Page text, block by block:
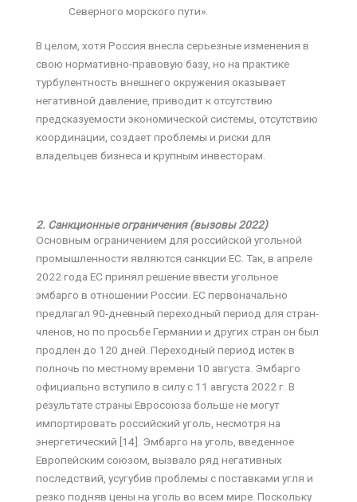
Северного морского пути».
В целом, хотя Россия внесла серьезные изменения в
свою нормативно-правовую базу, но на практике
турбулентность внешнего окружения оказывает
негативной давление, приводит к отсутствию
предсказуемости экономической системы, отсутствию
координации, создает проблемы и риски для
владельцев бизнеса и крупным инвесторам.
2. Санкционные ограничения (вызовы 2022)
Основным ограничением для российской угольной
промышленности являются санкции ЕС. Так, в апреле
2022 года ЕС принял решение ввести угольное
эмбарго в отношении России. ЕС первоначально
предлагал 90-дневный переходный период для стран-
членов, но по просьбе Германии и других стран он был
продлен до 120 дней. Переходный период истек в
полночь по местному времени 10 августа. Эмбарго
официально вступило в силу с 11 августа 2022 г. В
результате страны Евросоюза больше не могут
импортировать российский уголь, несмотря на
энергетический [14]. Эмбарго на уголь, введенное
Европейским союзом, вызвало ряд негативных
последствий, усугубив проблемы с поставками угля и
резко подняв цены на уголь во всем мире. Поскольку